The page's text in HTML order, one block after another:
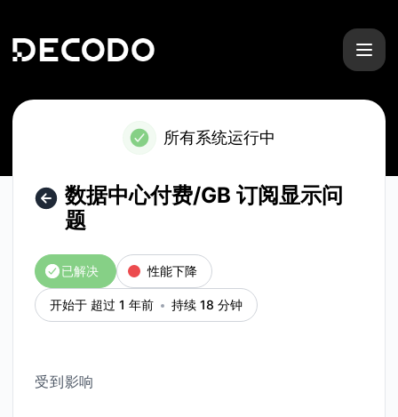
所有系统运行中
数据中心付费/GB 订阅显示问
题
已解决 性能下降
开始于 超过 1 年前 持续 18 分钟
受到影响